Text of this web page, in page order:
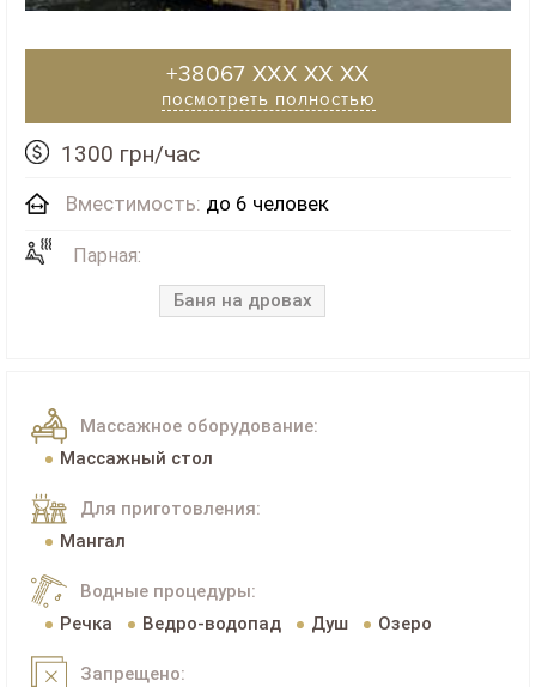
+38067 XXX XX XX
посмотреть полностью
1300 грн/час
Вместимость: до 6 человек
Парная:
Баня на дровах
Массажное оборудование:
Массажный стол
Для приготовления:
Мангал
Водные процедуры:
Речка
Ведро-водопад Душ Озеро
Запрещено: